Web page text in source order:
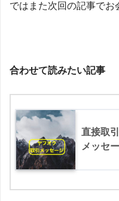
ではまた次回の記事でお
合わせて読みたい記事
直接取
メッセ